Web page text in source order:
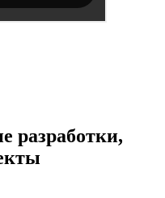
разработки,